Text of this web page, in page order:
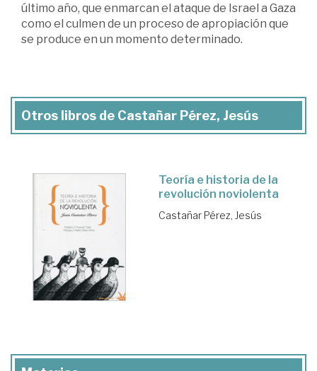
último año, que enmarcan el ataque de Israel a Gaza
como el culmen de un proceso de apropiación que
se produce en un momento determinado.
Otros libros de Castañar Pérez, Jesús
Teoría e historia de la
revolución noviolenta
Castañar Pérez, Jesús